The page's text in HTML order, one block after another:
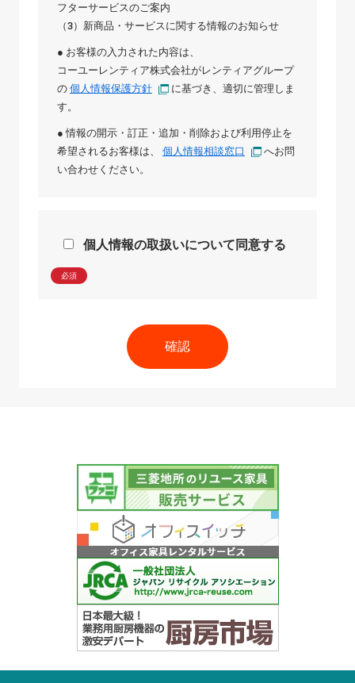
フターサービスのご案内
（3）新商品・サービスに関する情報のお知らせ
● お客様の入力された内容は、
コーユーレンティア株式会社がレンティアグループ
の 個人情報保護方針
に基づき、適切に管理しま
す。
● 情報の開示・訂正・追加・削除および利用停止を
希望されるお客様は、 個人情報相談窓口
へお問
い合わせください。
個人情報の取扱いについて同意する
必須